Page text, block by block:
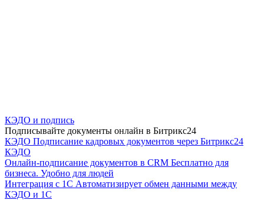
КЭДО и подпись
Подписывайте документы онлайн в Битрикс24
КЭДО Подписание кадровых документов через Битрикс24
КЭДО
Онлайн-подписание документов в CRM Бесплатно для
бизнеса. Удобно для людей
Интеграция с 1С Автоматизирует обмен данными между
КЭДО и 1С